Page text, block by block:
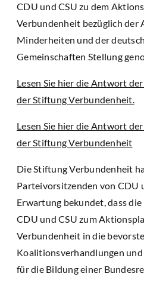
CDU und CSU zu dem
Verbundenheit bezüglich der
Minderheiten und der
Gemeinschaften Stellung
Lesen Sie hier die Antwort
der Stiftung Verbundenheit.
Lesen Sie hier die Antwort
der Stiftung Verbundenheit
Die Stiftung Verbundenheit
Parteivorsitzenden von CDU
Erwartung bekundet, dass
CDU und CSU zum
Verbundenheit in die
Koalitionsverhandlungen
für die Bildung einer